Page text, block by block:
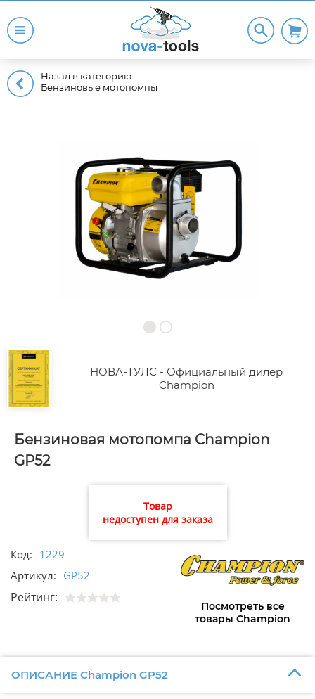
Назад в категорию
Бензиновые мотопомпы
НОВА-ТУЛС - Официальный дилер
Champion
Бензиновая мотопомпа Champion
GP52
Товар
недоступен для заказа
Код: 1229
Артикул: GP52
Рейтинг:
Посмотреть все
товары Champion
ОПИСАНИЕ Champion GP52